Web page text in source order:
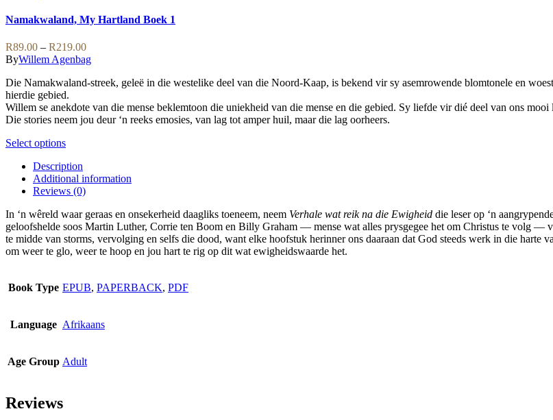
options
be
chosen
on
the
product
page
has
multiple
variants.
The
options
may
be
chosen
on
product
Namakwaland, My Hartland Boek 1
R89.00 – R219.00Price
range:
through
ByWillem Agenbag
Die Namakwaland-streek, geleë in die westelike deel van die Noord-Kaap, is bekend vir sy asemrowende blomtonele en
hierdie gebied.
Willem se anekdote van die mense beklemtoon die uniekheid van die mense en die gebied. Sy liefde vir dié deel van ons
Die stories neem jou deur ‘n reeks emosies, van lag tot amper huil, maar die lag oorheers.
Select optionsThis
has
multiple
variants.
options
may
be
chosen
product
Description
Additional information
Reviews (0)
In ‘n wêreld waar geraas en onsekerheid daagliks toeneem, neem Verhale wat reik na die Ewigheid die leser op ‘n
geloofshelde soos Martin Luther, Corrie ten Boom en Billy Graham — mense wat alles prysgegee het om Christus te volg —
te midde van storms, vervolging en selfs die dood, want elke hoofstuk herinner ons daaraan dat God steeds werk in die harte
om weer te glo, weer te hoop en jou hart te rig op dit wat ewigheidswaarde het.
Book Type EPUB, PAPERBACK, PDF
Language Afrikaans
Age Group Adult
Reviews